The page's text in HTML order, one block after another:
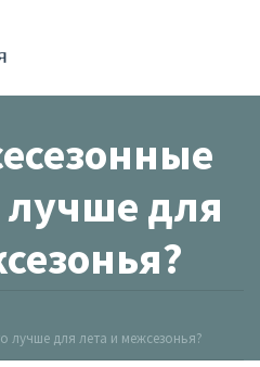
для
лучше для лета и межсезонья?